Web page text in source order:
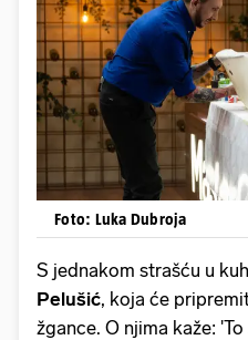
Foto: Luka Dubroja
S jednakom strašću u
Pelušić, koja će
žgance. O njima kaže: